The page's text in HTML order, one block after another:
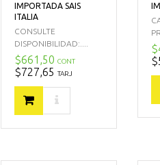
IMPORTADA SAIS
ITALIA
CONSULTE
DISPONIBILIDAD:....
$661,50 CONT
$727,65 TARJ